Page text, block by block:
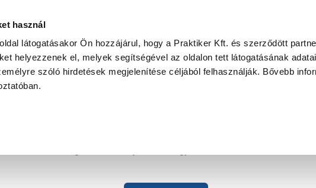
használ
látogatásakor Ön hozzájárul, hogy a Praktiker Kft. és szerződött
helyezzenek el, melyek segítségével az oldalon tett látogatásának
szóló hirdetések megjelenítése céljából felhasználják. Bővebb